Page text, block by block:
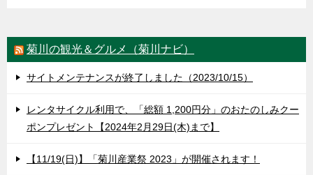
菊川の観光＆グルメ（菊川ナビ）
サイトメンテナンスが終了しました（2023/10/15）
レンタサイクル利用で、「総額 1,200円分」のおたのしみクー
ポンプレゼント【2024年2月29日(木)まで】
【11/19(日)】「菊川産業祭 2023」が開催されます！